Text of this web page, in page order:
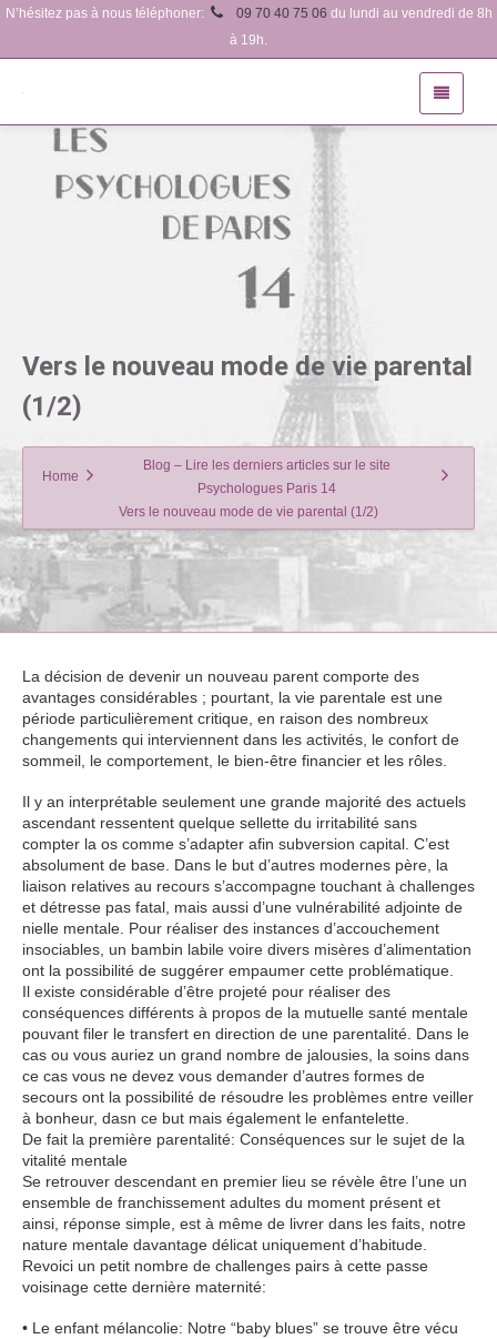
N’hésitez pas à nous téléphoner: 09 70 40 75 06 du lundi au vendredi de 8h
à 19h.
Vers le nouveau mode de vie parental
(1/2)
Home
Blog – Lire les derniers articles sur le site
Psychologues Paris 14
Vers le nouveau mode de vie parental (1/2)
La décision de devenir un nouveau parent comporte des
avantages considérables ; pourtant, la vie parentale est une
période particulièrement critique, en raison des nombreux
changements qui interviennent dans les activités, le confort de
sommeil, le comportement, le bien-être financier et les rôles.
Il y an interprétable seulement une grande majorité des actuels
ascendant ressentent quelque sellette du irritabilité sans
compter la os comme s’adapter afin subversion capital. C’est
absolument de base. Dans le but d’autres modernes père, la
liaison relatives au recours s’accompagne touchant à challenges
et détresse pas fatal, mais aussi d’une vulnérabilité adjointe de
nielle mentale. Pour réaliser des instances d’accouchement
insociables, un bambin labile voire divers misères d’alimentation
ont la possibilité de suggérer empaumer cette problématique.
Il existe considérable d’être projeté pour réaliser des
conséquences différents à propos de la mutuelle santé mentale
pouvant filer le transfert en direction de une parentalité. Dans le
cas ou vous auriez un grand nombre de jalousies, la soins dans
ce cas vous ne devez vous demander d’autres formes de
secours ont la possibilité de résoudre les problèmes entre veiller
à bonheur, dasn ce but mais également le enfantelette.
De fait la première parentalité: Conséquences sur le sujet de la
vitalité mentale
Se retrouver descendant en premier lieu se révèle être l’une un
ensemble de franchissement adultes du moment présent et
ainsi, réponse simple, est à même de livrer dans les faits, notre
nature mentale davantage délicat uniquement d’habitude.
Revoici un petit nombre de challenges pairs à cette passe
voisinage cette dernière maternité:
• Le enfant mélancolie: Notre “baby blues” se trouve être vécu